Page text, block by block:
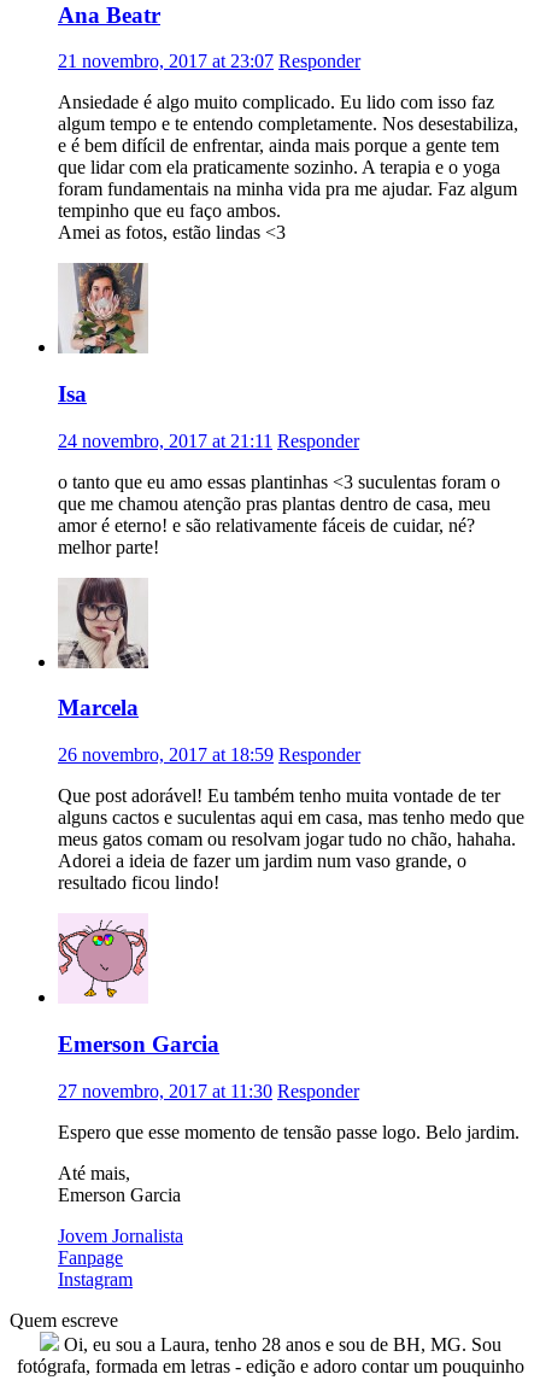
Ana Beatr
21 novembro, 2017 at 23:07 Responder
Ansiedade é algo muito complicado. Eu lido com isso faz
algum tempo e te entendo completamente. Nos desestabiliza,
e é bem difícil de enfrentar, ainda mais porque a gente tem
que lidar com ela praticamente sozinho. A terapia e o yoga
foram fundamentais na minha vida pra me ajudar. Faz algum
tempinho que eu faço ambos.
Amei as fotos, estão lindas <3
Isa
24 novembro, 2017 at 21:11 Responder
o tanto que eu amo essas plantinhas <3 suculentas foram o
que me chamou atenção pras plantas dentro de casa, meu
amor é eterno! e são relativamente fáceis de cuidar, né?
melhor parte!
Marcela
26 novembro, 2017 at 18:59 Responder
Que post adorável! Eu também tenho muita vontade de ter
alguns cactos e suculentas aqui em casa, mas tenho medo que
meus gatos comam ou resolvam jogar tudo no chão, hahaha.
Adorei a ideia de fazer um jardim num vaso grande, o
resultado ficou lindo!
Emerson Garcia
27 novembro, 2017 at 11:30 Responder
Espero que esse momento de tensão passe logo. Belo jardim.
Até mais,
Emerson Garcia
Jovem Jornalista
Fanpage
Instagram
Quem escreve
Oi, eu sou a Laura, tenho 28 anos e sou de BH, MG. Sou
fotógrafa, formada em letras - edição e adoro contar um pouquinho